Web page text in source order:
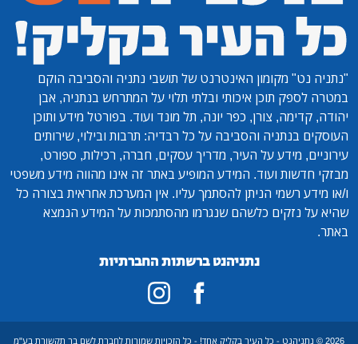
"נתניה נט" מקומון האינטרנט של תושבי נתניה והסביבה הוקם
במטרה לספק תוכן איכותי ובלתי תלוי על המתרחש בנתניה, אבן
יהודה, קדימה, צורן, כפר יונה, תל מונד ועוד. בפורטל מידע ותוכן
העוסקים בנתניה והסביבה על כל רבדיה: תרבות ובילוי, שירותים
עירוניים, מידע על העיר, מדריך עסקים, חברה, רכילות, ספורט,
מבזקי חדשות ועוד. המידע המופיע באתר זה אינו מהווה מידע משפטי
ו/או מידע רשמי הניתן להסתמך עליו. אין המערכת אחראית בצורה כל
שהיא על נזקים כלשהם שנגרמו מהסתמכות על המידע הנמצא
באתר.
נתניהנט ברשתות החברתיות
2026 © נתניהנט - כל העיר בקליק אחד! - כל הזכויות שמורות לחברת לשם בר תקשורת בע"מ